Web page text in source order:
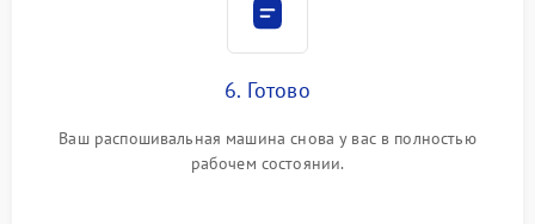
6. Готово
Ваш распошивальная машина снова у вас в полностью
рабочем состоянии.